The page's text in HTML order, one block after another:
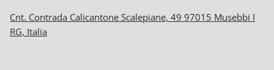
Cnt. Contrada Calicantone Scalepiane, 49 97015 Musebbi I
RG, Italia